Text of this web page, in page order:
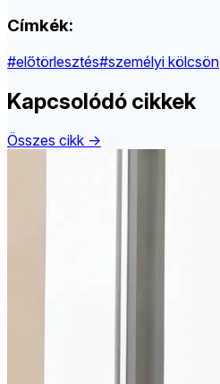
Címkék:
#előtörlesztés#személyi kölcsön
Kapcsolódó cikkek
Összes cikk →